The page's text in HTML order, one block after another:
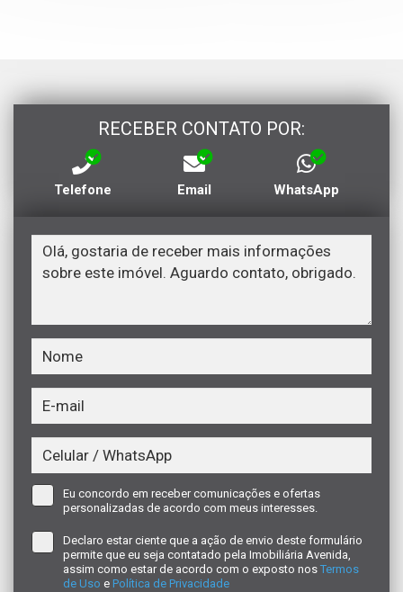
RECEBER CONTATO POR:
Telefone Email WhatsApp
Eu concordo em receber comunicações e ofertas
personalizadas de acordo com meus interesses.
Declaro estar ciente que a ação de envio deste formulário
permite que eu seja contatado pela Imobiliária Avenida,
assim como estar de acordo com o exposto nos Termos
de Uso e Política de Privacidade